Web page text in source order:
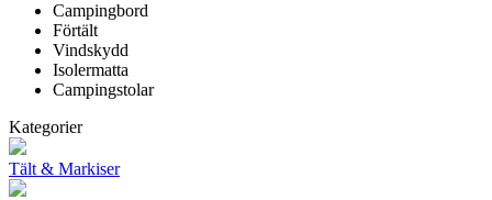
Campingbord
Förtält
Vindskydd
Isolermatta
Campingstolar
Kategorier
Tält & Markiser